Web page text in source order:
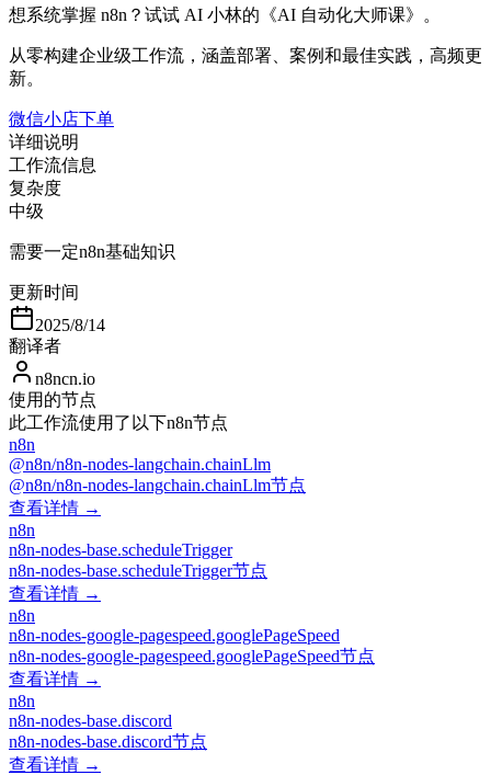
想系统掌握 n8n？试试 AI 小林的《AI 自动化大师课》。
从零构建企业级工作流，涵盖部署、案例和最佳实践，高频更
新。
微信小店下单
详细说明
工作流信息
复杂度
中级
需要一定n8n基础知识
更新时间
2025/8/14
翻译者
n8ncn.io
使用的节点
此工作流使用了以下n8n节点
n8n
@n8n/n8n-nodes-langchain.chainLlm
@n8n/n8n-nodes-langchain.chainLlm节点
查看详情 →
n8n
n8n-nodes-base.scheduleTrigger
n8n-nodes-base.scheduleTrigger节点
查看详情 →
n8n
n8n-nodes-google-pagespeed.googlePageSpeed
n8n-nodes-google-pagespeed.googlePageSpeed节点
查看详情 →
n8n
n8n-nodes-base.discord
n8n-nodes-base.discord节点
查看详情 →